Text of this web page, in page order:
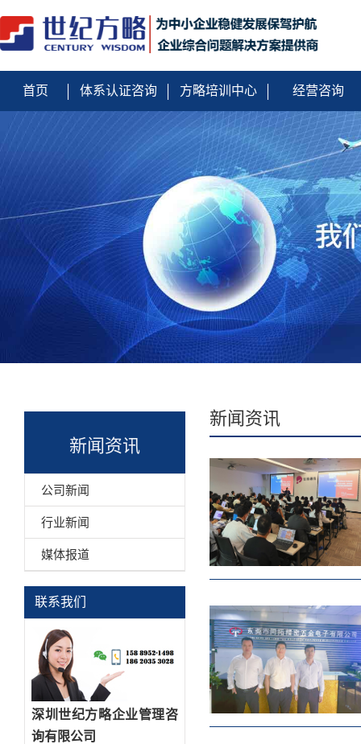
首页 体系认证咨询 方略培训中心 经营咨询
新闻资讯
公司新闻
行业新闻
媒体报道
联系我们
深圳世纪方略企业管理咨
询有限公司
新闻资讯